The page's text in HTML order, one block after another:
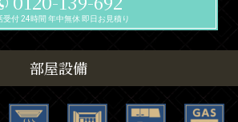
受付 24時間 年中無休 即日お見積り
部屋設備